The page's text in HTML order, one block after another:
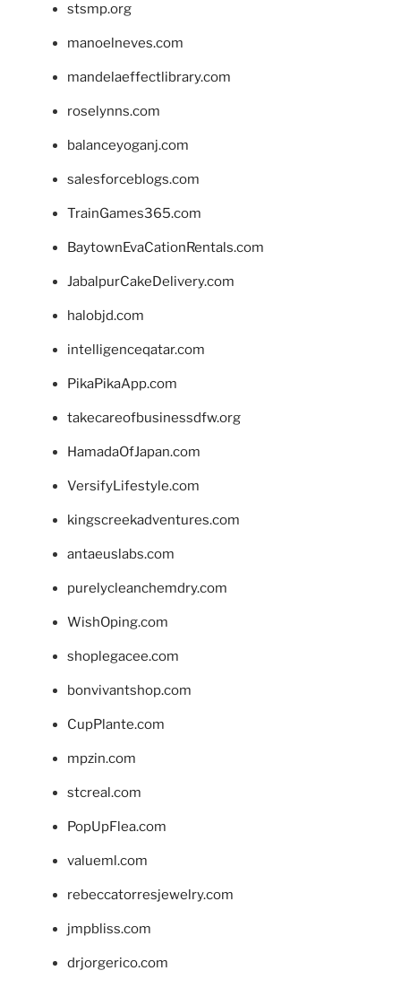
stsmp.org
manoelneves.com
mandelaeffectlibrary.com
roselynns.com
balanceyoganj.com
salesforceblogs.com
TrainGames365.com
BaytownEvaCationRentals.com
JabalpurCakeDelivery.com
halobjd.com
intelligenceqatar.com
PikaPikaApp.com
takecareofbusinessdfw.org
HamadaOfJapan.com
VersifyLifestyle.com
kingscreekadventures.com
antaeuslabs.com
purelycleanchemdry.com
WishOping.com
shoplegacee.com
bonvivantshop.com
CupPlante.com
mpzin.com
stcreal.com
PopUpFlea.com
valueml.com
rebeccatorresjewelry.com
jmpbliss.com
drjorgerico.com